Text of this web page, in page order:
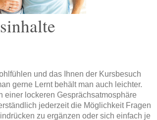
und das Ihnen der Kursbesuch
gerne Lernt behält man auch leichter.
einer lockeren Gesprächsatmosphäre
jederzeit die Möglichkeit Fragen
zu ergänzen oder sich einfach je